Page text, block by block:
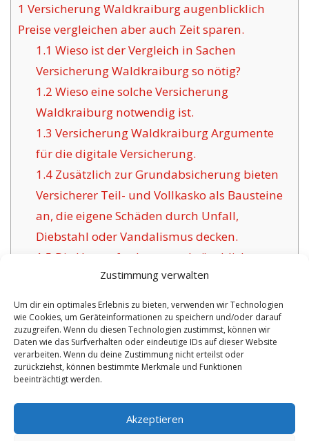
Zustimmung verwalten
Um dir ein optimales Erlebnis zu bieten, verwenden wir Technologien
wie Cookies, um Geräteinformationen zu speichern und/oder darauf
zuzugreifen. Wenn du diesen Technologien zustimmst, können wir
Daten wie das Surfverhalten oder eindeutige IDs auf dieser Website
verarbeiten. Wenn du deine Zustimmung nicht erteilst oder
zurückziehst, können bestimmte Merkmale und Funktionen
beeinträchtigt werden.
Akzeptieren
1 Versicherung Waldkraiburg augenblicklich
Preise vergleichen aber auch Zeit sparen.
1.1 Wieso ist der Vergleich in Sachen
Versicherung Waldkraiburg so nötig?
1.2 Wieso eine solche Versicherung
Waldkraiburg notwendig ist.
1.3 Versicherung Waldkraiburg Argumente
für die digitale Versicherung.
1.4Zusätzlich zur Grundabsicherung bieten
Versicherer Teil- und Vollkasko als Bausteine
an, die eigene Schäden durch Unfall,
Diebstahl oder Vandalismus decken.
1.5 Die Herausforderung gebräuchlicher
Versicherer für Waldkraiburg:
1.6
Vorzüge unsere Versicherung in
Waldkraiburg:
1.6.1Zeitgemäße Policen und
Zertifizierung:
No tags for this post.